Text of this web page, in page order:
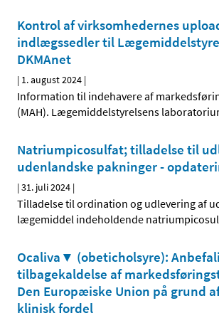
Kontrol af virksomhedernes
indlægssedler til
DKMAnet
| 1. august 2024 |
Information til indehavere af
(MAH). Lægemiddelstyrelsens
Natriumpicosulfat; tilladelse til
udenlandske pakninger -
|31. juli 2024 |
Tilladelse til ordination og udlevering af
lægemiddel indeholdende
Ocaliva▼ (obeticholsyre):
tilbagekaldelse af
Den Europæiske Union på grund
klinisk fordel